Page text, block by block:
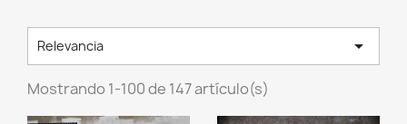
Relevancia 
Mostrando 1-100 de 147 artículo(s)